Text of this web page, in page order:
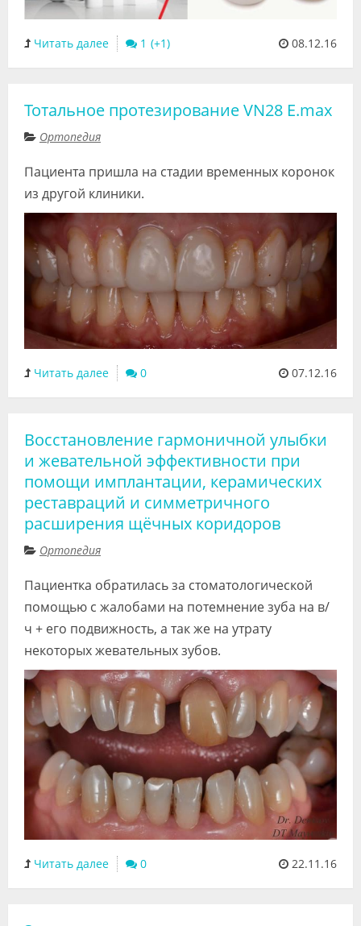
Читать далее 1 08.12.16
Тотальное протезирование VN28 E.max
Ортопедия
Пациента пришла на стадии временных коронок
из другой клиники.
Читать далее 0 07.12.16
Восстановление гармоничной улыбки
и жевательной эффективности при
помощи имплантации, керамических
реставраций и симметричного
расширения щёчных коридоров
Ортопедия
Пациентка обратилась за стоматологической
помощью с жалобами на потемнение зуба на в/
ч + его подвижность, а так же на утрату
некоторых жевательных зубов.
Читать далее 0 22.11.16